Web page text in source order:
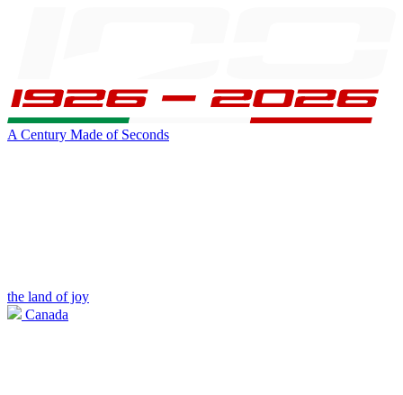
A Century Made of Seconds
the land of joy
Canada